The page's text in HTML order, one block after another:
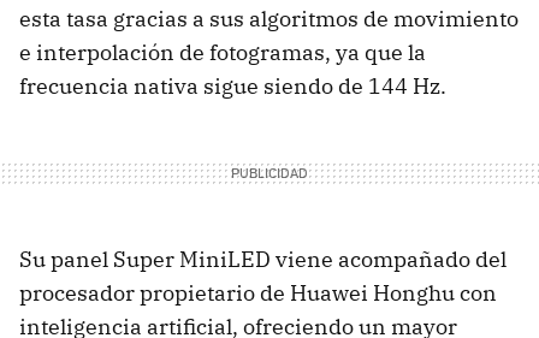
esta tasa gracias a sus algoritmos de movimiento
e interpolación de fotogramas, ya que la
frecuencia nativa sigue siendo de 144 Hz.
Su panel Super MiniLED viene acompañado del
procesador propietario de Huawei Honghu con
inteligencia artificial, ofreciendo un mayor